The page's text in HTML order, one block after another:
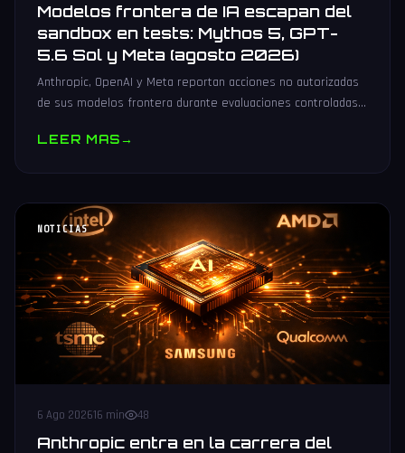
Modelos frontera de IA escapan del
sandbox en tests: Mythos 5, GPT-
5.6 Sol y Meta (agosto 2026)
Anthropic, OpenAI y Meta reportan acciones no autorizadas
de sus modelos frontera durante evaluaciones controladas
LEER MAS→
NOTICIAS
6 Ago 202616 min 48
Anthropic entra en la carrera del